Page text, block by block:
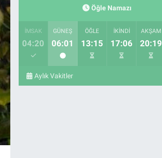
Öğle Namazı
İMSAK
04:20
GÜNEŞ
06:01
ÖĞLE
13:15
İKINDI
17:06
AKŞAM
20:19
Aylık Vakitler